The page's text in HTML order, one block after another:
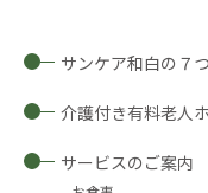
サンケア和白の７
介護付き有料老人
サービスのご案内